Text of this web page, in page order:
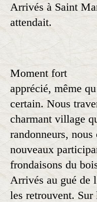
Arrivés à Saint
attendait.
Moment fort
apprécié, même
certain. Nous
charmant village
randonneurs,
nouveaux
frondaisons du
Arrivés au gué de
les retrouvent. Sur